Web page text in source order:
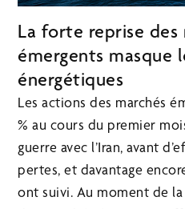
La forte reprise des
émergents masque
énergétiques
Les actions des marchés
% au cours du premier
guerre avec l’Iran, avant
pertes, et davantage
ont suivi. Au moment de